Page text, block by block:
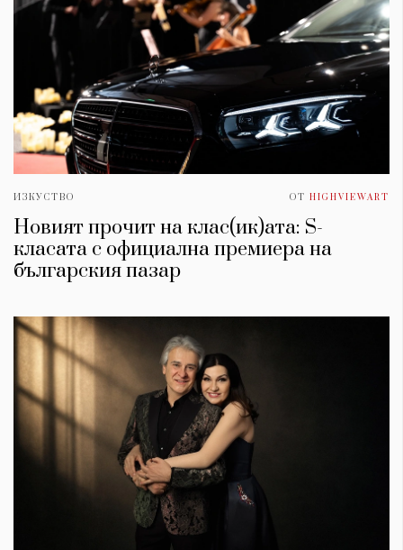
ИЗКУСТВО ОТ HIGHVIEWART
Новият прочит на клас(ик)ата: S-
класата с официална премиера на
българския пазар